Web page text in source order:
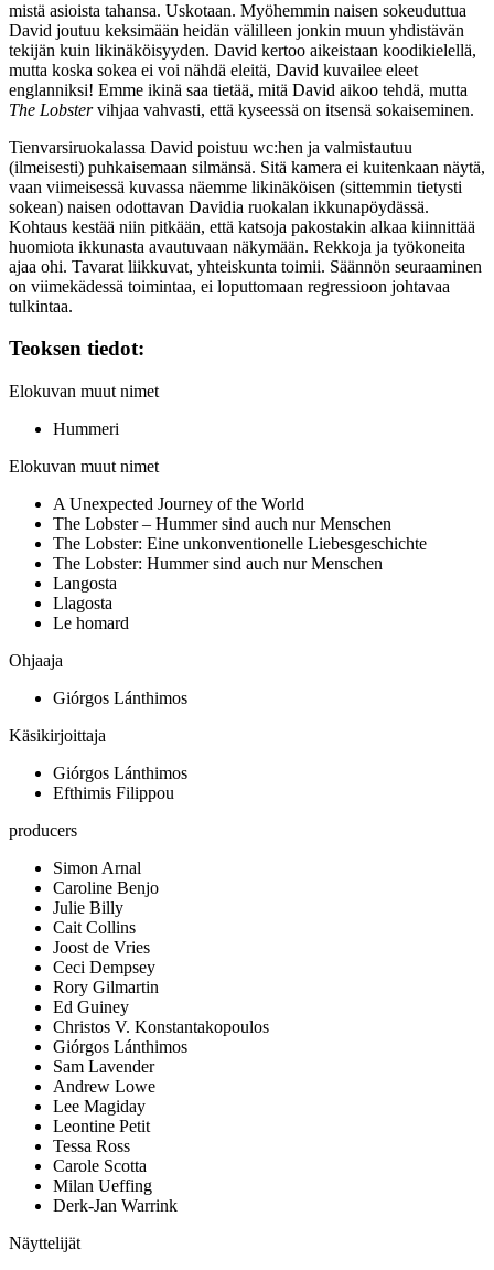
mistä asioista tahansa. Uskotaan. Myöhemmin naisen sokeuduttua
David joutuu keksimään heidän välilleen jonkin muun yhdistävän
tekijän kuin likinäköisyyden. David kertoo aikeistaan koodikielellä,
mutta koska sokea ei voi nähdä eleitä, David kuvailee eleet
englanniksi! Emme ikinä saa tietää, mitä David aikoo tehdä, mutta
The Lobstervihjaa vahvasti, että kyseessä on itsensä sokaiseminen.
Tienvarsiruokalassa David poistuu wc:hen ja valmistautuu
(ilmeisesti) puhkaisemaan silmänsä. Sitä kamera ei kuitenkaan näytä,
vaan viimeisessä kuvassa näemme likinäköisen (sittemmin tietysti
sokean) naisen odottavan Davidia ruokalan ikkunapöydässä.
Kohtaus kestää niin pitkään, että katsoja pakostakin alkaa kiinnittää
huomiota ikkunasta avautuvaan näkymään. Rekkoja ja työkoneita
ajaa ohi. Tavarat liikkuvat, yhteiskunta toimii. Säännön seuraaminen
on viimekädessä toimintaa, ei loputtomaan regressioon johtavaa
tulkintaa.
Teoksen tiedot:
Elokuvan muut nimet
Hummeri
Elokuvan muut nimet
A Unexpected Journey of the World
The Lobster – Hummer sind auch nur Menschen
The Lobster: Eine unkonventionelle Liebesgeschichte
The Lobster: Hummer sind auch nur Menschen
Langosta
Llagosta
Le homard
Ohjaaja
Giórgos Lánthimos
Käsikirjoittaja
Giórgos Lánthimos
Efthimis Filippou
producers
Simon Arnal
Caroline Benjo
Julie Billy
Cait Collins
Joost de Vries
Ceci Dempsey
Rory Gilmartin
Ed Guiney
Christos V. Konstantakopoulos
Giórgos Lánthimos
Sam Lavender
Andrew Lowe
Lee Magiday
Leontine Petit
Tessa Ross
Carole Scotta
Milan Ueffing
Derk-Jan Warrink
Näyttelijät